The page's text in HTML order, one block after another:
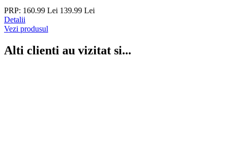
PRP: 160.99 Lei 139.99 Lei
Detalii
Vezi produsul
Alti clienti au vizitat si...